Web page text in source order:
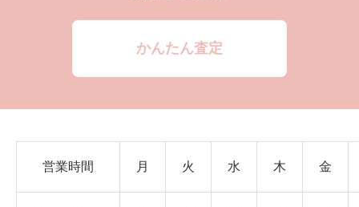
かんたん査定
営業時間 月 火 水 木 金